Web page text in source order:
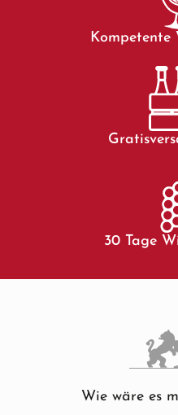
Kompetente
30 Tage
Wie wäre es